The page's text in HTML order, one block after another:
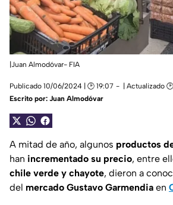
|Juan Almodóvar- FIA
Publicado 10/06/2024 | 🕑 19:07 | Actualizado
Escrito por: Juan Almodóvar
A mitad de año, algunos productos
han incrementado su precio, entre
chile verde y chayote, dieron a
del mercado Gustavo Garmendia en